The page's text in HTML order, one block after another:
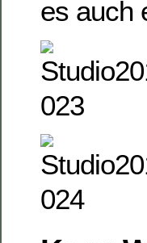
es auch